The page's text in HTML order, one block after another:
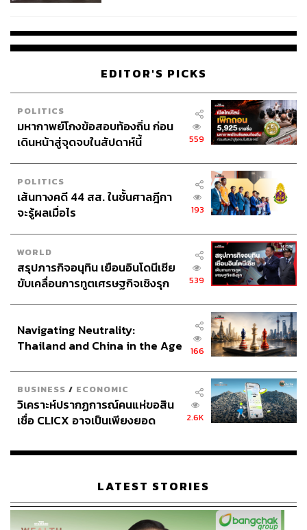
EDITOR'S PICKS
POLITICS
มหากาพย์โกงข้อสอบท้องถิ่น ก่อน
เดินหน้าสู่จุดจบในสัปดาห์นี้
559
POLITICS
เส้นทางคดี 44 สส. ในชั้นศาลฎีกา
จะรู้ผลเมื่อไร
193
WORLD
สรุปภารกิจอนุทิน เยือนอินโดนีเซีย
ขับเคลื่อนการทูตเศรษฐกิจเชิงรุก
539
Navigating Neutrality:
Thailand and China in the Age
166
BUSINESS / ECONOMIC
วิเคราะห์ปรากฏการณ์คนแห่ขอสิน
เชื่อ CLICX อาจเป็นเพียงยอด
เรือนไทยที่ถูกซุกไว้
2.6K
LATEST STORIES